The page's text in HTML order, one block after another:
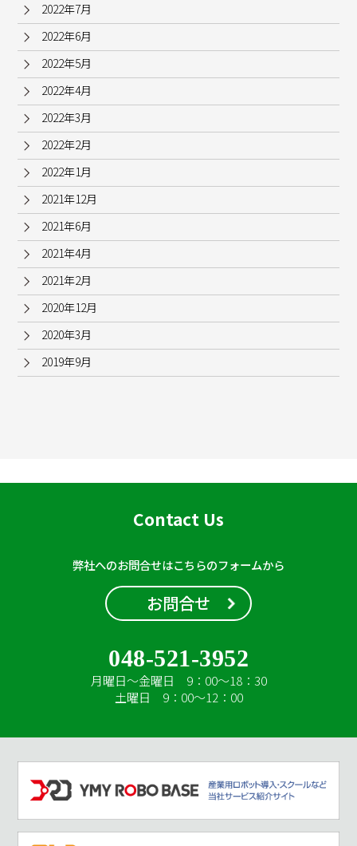
2022年7月
2022年6月
2022年5月
2022年4月
2022年3月
2022年2月
2022年1月
2021年12月
2021年6月
2021年4月
2021年2月
2020年12月
2020年3月
2019年9月
Contact Us
弊社へのお問合せはこちらのフォームから
お問合せ
048-521-3952
月曜日～金曜日 9：00～18：30
土曜日 9：00～12：00